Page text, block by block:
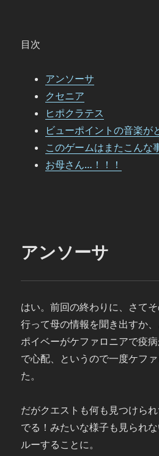
目次
アンソーサ
クセニア
ヒポクラテス
ビューポイントの音楽が
このゲームはまたこんな
お母さん…！！！
アンソーサ
はい。前回の終わりに、さて
行って母の情報を聞き出すか、
ポイベーがケファロニアで疫
で心配、というので一度ケフ
た。
だがクエストも何も見つけら
でる！みたいな様子も見られ
ルーすることに。